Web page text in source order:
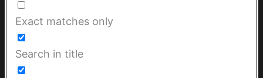
Exact matches only
Search in title